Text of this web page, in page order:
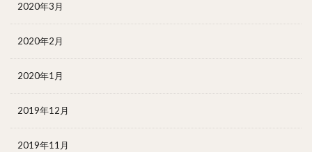
2020年3月
2020年2月
2020年1月
2019年12月
2019年11月